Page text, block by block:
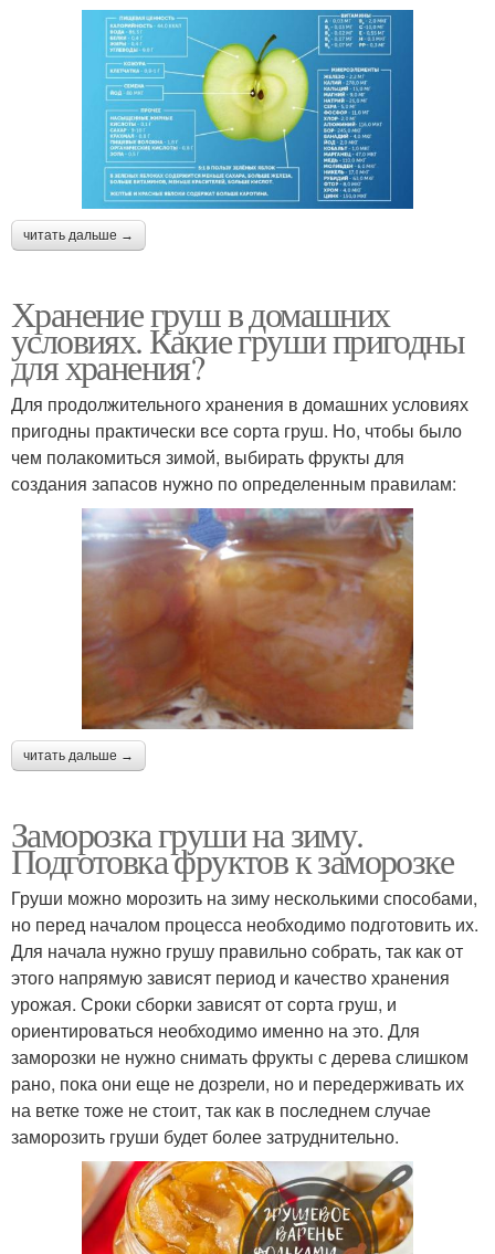
читать дальше →
Хранение груш в домашних
условиях. Какие груши пригодны
для хранения?
Для продолжительного хранения в домашних условиях
пригодны практически все сорта груш. Но, чтобы было
чем полакомиться зимой, выбирать фрукты для
создания запасов нужно по определенным правилам:
читать дальше →
Заморозка груши на зиму.
Подготовка фруктов к заморозке
Груши можно морозить на зиму несколькими способами,
но перед началом процесса необходимо подготовить их.
Для начала нужно грушу правильно собрать, так как от
этого напрямую зависят период и качество хранения
урожая. Сроки сборки зависят от сорта груш, и
ориентироваться необходимо именно на это. Для
заморозки не нужно снимать фрукты с дерева слишком
рано, пока они еще не дозрели, но и передерживать их
на ветке тоже не стоит, так как в последнем случае
заморозить груши будет более затруднительно.